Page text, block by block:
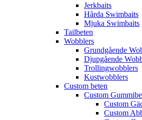
Jerkbaits
Hårda Swimbaits
Mjuka Swimbaits
Tailbeten
Wobblers
Grundgående
Djupgående
Trollingwobblers
Kustwobblers
Custom beten
Custom
Custom
Custom